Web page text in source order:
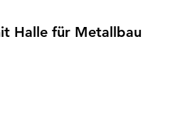
Halle für Metallbau